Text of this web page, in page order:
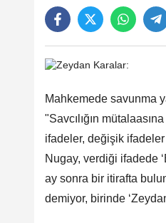
Mahkemede savunma
"Savcılığın
ifadeler, değişik ifadeler
Nugay, verdiği ifadede
ay sonra bir itirafta
demiyor, birinde